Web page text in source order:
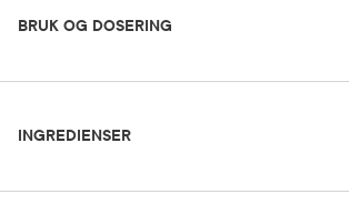
BRUK OG DOSERING
Anbefalt døgndose for voksne fra 18 år: 1 tablett.
INGREDIENSER